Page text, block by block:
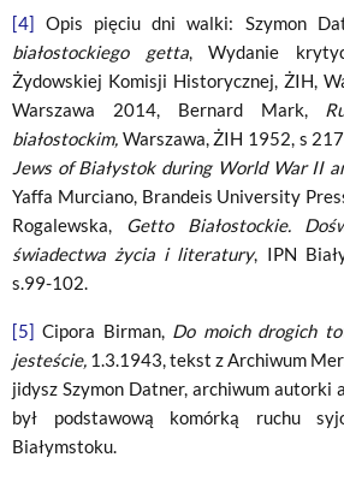
[4] Opis pięciu dni walki: Szymon
białostockiego getta, Wydanie
Żydowskiej Komisji Historycznej, ŻIH,
Warszawa 2014, Bernard Mark,
białostockim, Warszawa, ŻIH 1952, s
Jews of Białystok during World War II
Yaffa Murciano, Brandeis University
Rogalewska, Getto Białostockie.
świadectwa życia i literatury, IPN
s.99-102.
[5] Cipora Birman, Do moich drogich
jesteście, 1.3.1943, tekst z Archiwum
jidysz Szymon Datner, archiwum autorki
był podstawową komórką ruchu
Białymstoku.